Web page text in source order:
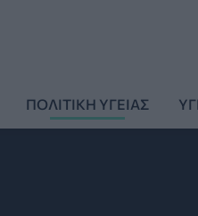
ΠΟΛΙΤΙΚΗ ΥΓΕΙΑΣ